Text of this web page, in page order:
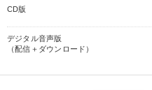
CD版
デジタル音声版
（配信＋ダウンロード）